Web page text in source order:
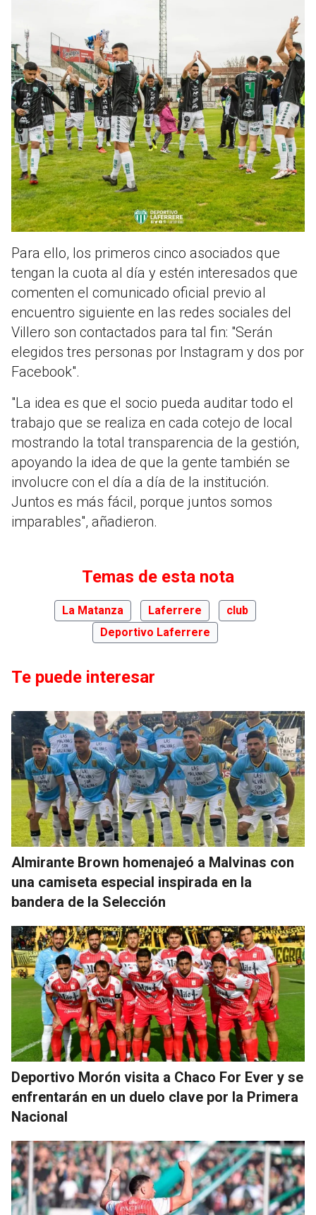
Para ello, los primeros cinco asociados que
tengan la cuota al día y estén interesados que
comenten el comunicado oficial previo al
encuentro siguiente en las redes sociales del
Villero son contactados para tal fin: "Serán
elegidos tres personas por Instagram y dos por
Facebook".
"La idea es que el socio pueda auditar todo el
trabajo que se realiza en cada cotejo de local
mostrando la total transparencia de la gestión,
apoyando la idea de que la gente también se
involucre con el día a día de la institución.
Juntos es más fácil, porque juntos somos
imparables", añadieron.
Temas de esta nota
La Matanza Laferrere
club
Deportivo Laferrere
Te puede interesar
Almirante Brown homenajeó a Malvinas con
una camiseta especial inspirada en la
bandera de la Selección
Deportivo Morón visita a Chaco For Ever y se
enfrentarán en un duelo clave por la Primera
Nacional